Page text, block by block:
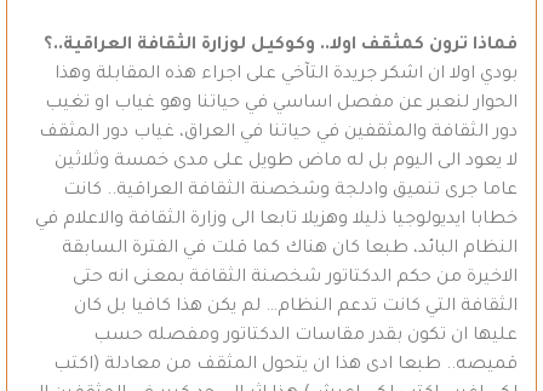
فماذا ترون كمثقف اولا.. وكوكيل لوزارة الثقافة العراقية..؟
بودي اولا ان اشكر جريدة التآخي على اجراء هذه المقابلة وهذا
الحوار لنعبر عن مفصل اساسي في حياتنا وهو غياب او تغيب
دور الثقافة والمثقفين في حياتنا في العراق، غياب دور المثقف
لا يعود الى اليوم بل له ماض طويل على مدى خمسة وثلاثين
عاما جرى تنميق وادلجة وشخصنة الثقافة العراقية.. كانت
خطابا ايديولوجيا ذليلا وهزيلا تابعا الى وزارة الثقافة والاعلام في
النظام البائد، طبعا كان هناك كما قلت في الفترة السابقة
الاخيرة من حكم الدكتاتور شخصنة الثقافة بمعنى انه حتى
الثقافة التي كانت تدعم النظام… لم يكن هذا كافيا بل كان
عليها ان تكون بقدر مقاسات الدكتاتور ومفصله حسب
قميصه.. طبعا ادى هذا ان يتحول المثقف من معادلة (اكتب